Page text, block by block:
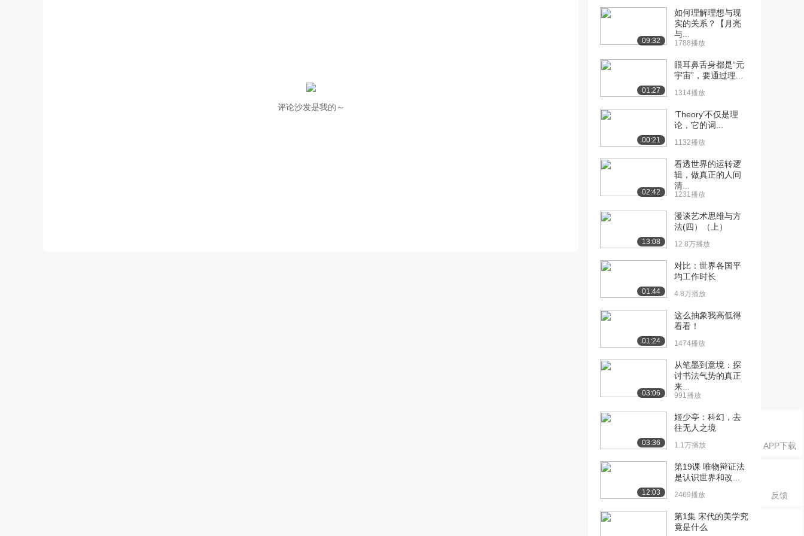
APP下载
反馈
评论沙发是我的～
[10] 色彩的解放与心灵的
5604播放
16:24
[11] 色彩的解放与心灵的
16:15
[12] 内容决定形式与形式
10:22
[13] 内容决定形式与形式
10:23
[14] 内容决定形式与形式
决定内容（一）（...
10:16
[15] 内容决定形式与形式
决定内容（二）（...
决定内容（二）（...
决定内容（三）（...
决定内容（三）（...
[19] 内容决定形式与形式
决定内容（三）（...
[20] 内容决定形式与形式
决定内容（四）（...
3.6万播放
09:32
如何理解理想与现
实的关系？【月亮
与...
1788播放
01:27
眼耳鼻舌身都是“元
宇宙”，要通过理...
1314播放
00:21
‘Theory’不仅是理
论，它的词...
1132播放
02:42
看透世界的运转逻
辑，做真正的人间
清...
1231播放
13:08
漫谈艺术思维与方
法(四）（上）
12.8万播放
01:44
对比：世界各国平
均工作时长
4.8万播放
01:24
这么抽象我高低得
看看！
1474播放
03:06
从笔墨到意境：探
讨书法气势的真正
来...
991播放
03:36
姬少亭：科幻，去
往无人之境
1.1万播放
12:03
第19课 唯物辩证法
是认识世界和改...
2469播放
第1集 宋代的美学究
竟是什么